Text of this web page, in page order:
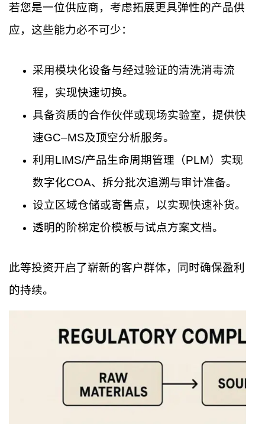
若您是一位供应商，考虑拓展更具弹性的产品供
应，这些能力必不可少：
采用模块化设备与经过验证的清洗消毒流
程，实现快速切换。
具备资质的合作伙伴或现场实验室，提供快
速GC–MS及顶空分析服务。
利用LIMS/产品生命周期管理（PLM）实现
数字化COA、拆分批次追溯与审计准备。
设立区域仓储或寄售点，以实现快速补货。
透明的阶梯定价模板与试点方案文档。
此等投资开启了崭新的客户群体，同时确保盈利
的持续。